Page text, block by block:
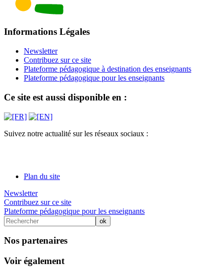
Informations Légales
Newsletter
Contribuez sur ce site
Plateforme pédagogique à destination des enseignants
Plateforme pédagogique pour les enseignants
Ce site est aussi disponible en :
Suivez notre actualité sur les réseaux sociaux :
Plan du site
Newsletter
Contribuez sur ce site
Plateforme pédagogique pour les enseignants
Nos partenaires
Voir également